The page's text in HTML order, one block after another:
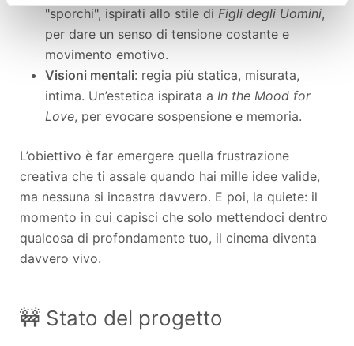
"sporchi", ispirati allo stile di Figli degli Uomini,
per dare un senso di tensione costante e
movimento emotivo.
Visioni mentali: regia più statica, misurata,
intima. Un’estetica ispirata a In the Mood for
Love, per evocare sospensione e memoria.
L’obiettivo è far emergere quella frustrazione
creativa che ti assale quando hai mille idee valide,
ma nessuna si incastra davvero. E poi, la quiete: il
momento in cui capisci che solo mettendoci dentro
qualcosa di profondamente tuo, il cinema diventa
davvero vivo.
🚧 Stato del progetto